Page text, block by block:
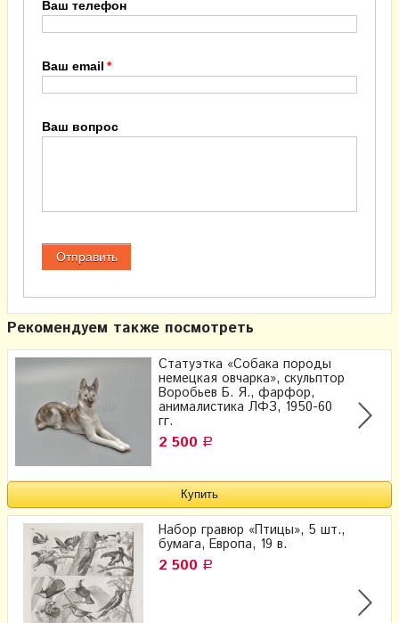
Ваш телефон
Ваш email
Ваш вопрос
Рекомендуем также посмотреть
Статуэтка «Собака породы
немецкая овчарка», скульптор
Воробьев Б. Я., фарфор,
анималистика ЛФЗ, 1950-60
гг.
2 500 Р
Набор гравюр «Птицы», 5 шт.,
бумага, Европа, 19 в.
2 500 Р